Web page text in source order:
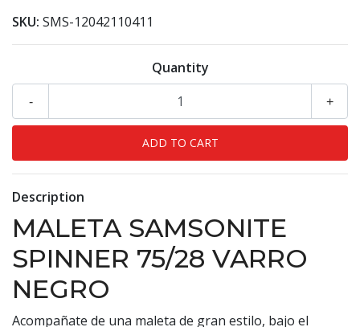
SKU: SMS-12042110411
Quantity
+
-
Description
MALETA SAMSONITE
SPINNER 75/28 VARRO
NEGRO
Acompañate de una maleta de gran estilo, bajo el